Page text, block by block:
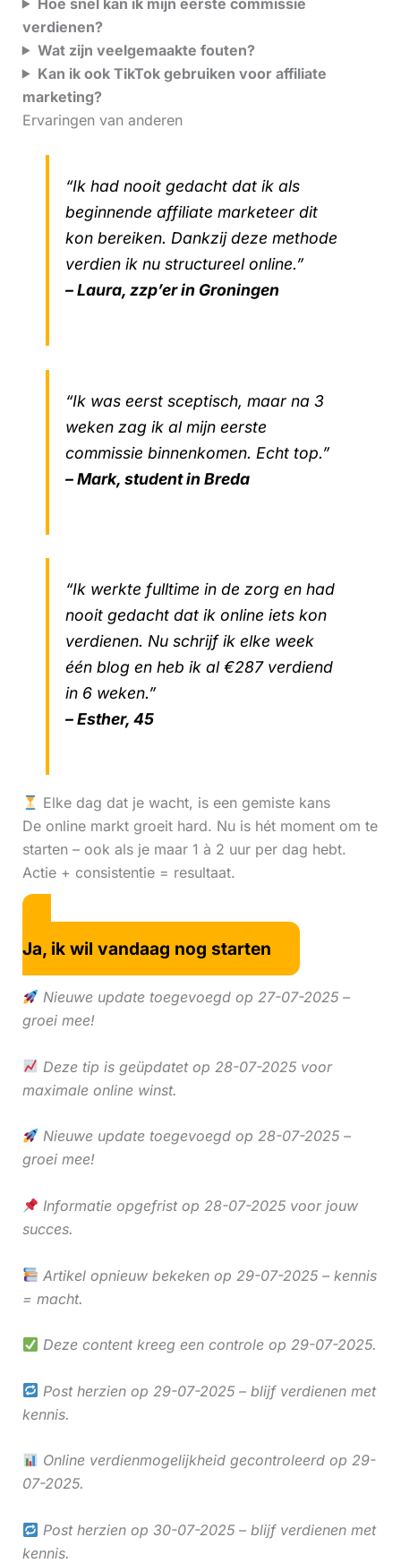
verdienen?
Wat zijn veelgemaakte fouten?
Kan ik ook TikTok gebruiken voor affiliate
marketing?
Ervaringen van anderen
“Ik had nooit gedacht dat ik als
beginnende affiliate marketeer dit
kon bereiken. Dankzij deze methode
verdien ik nu structureel online.”
– Laura, zzp’er in Groningen
“Ik was eerst sceptisch, maar na 3
weken zag ik al mijn eerste
commissie binnenkomen. Echt top.”
– Mark, student in Breda
“Ik werkte fulltime in de zorg en had
nooit gedacht dat ik online iets kon
verdienen. Nu schrijf ik elke week
één blog en heb ik al €287 verdiend
in 6 weken.”
– Esther, 45
Elke dag dat je wacht, is een gemiste kans
De online markt groeit hard. Nu is hét moment om te
starten – ook als je maar 1 à 2 uur per dag hebt.
Actie + consistentie = resultaat.
Ja, ik wil vandaag nog starten
Nieuwe update toegevoegd op 27-07-2025 –
groei mee!
Deze tip is geüpdatet op 28-07-2025 voor
maximale online winst.
Nieuwe update toegevoegd op 28-07-2025 –
groei mee!
Informatie opgefrist op 28-07-2025 voor jouw
succes.
Artikel opnieuw bekeken op 29-07-2025 – kennis
= macht.
Deze content kreeg een controle op 29-07-2025.
Post herzien op 29-07-2025 – blijf verdienen met
kennis.
Online verdienmogelijkheid gecontroleerd op 29-
07-2025.
Post herzien op 30-07-2025 – blijf verdienen met
kennis.